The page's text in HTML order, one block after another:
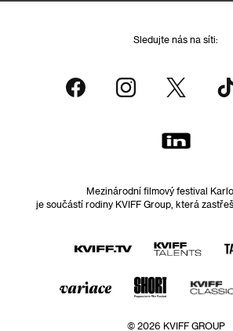
Sledujte nás na síti:
Mezinárodní filmový festival
je součástí rodiny KVIFF Group, která
© 2026 KVIFF GROUP